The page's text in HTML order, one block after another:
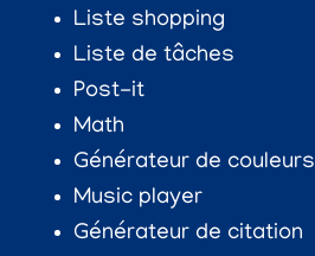
Liste shopping
Liste de tâches
Post-it
Math
Générateur de couleurs
Music player
Générateur de citation